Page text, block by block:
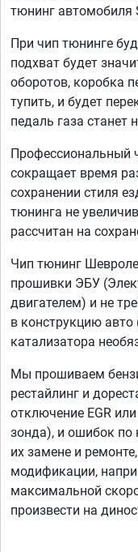
тюнинг автомобиля
При чип тюнинге
подхват будет
оборотов, коробка
тупить, и будет
педаль газа станет
Профессиональный
сокращает время
сохранении стиля
тюнинга не
рассчитан на
Чип тюнинг
прошивки ЭБУ
двигателем) и не
в конструкцию авто
катализатора
Мы прошиваем
рестайлинг и
отключение EGR
зонда), и ошибок по
их замене и
модификации,
максимальной
произвести на